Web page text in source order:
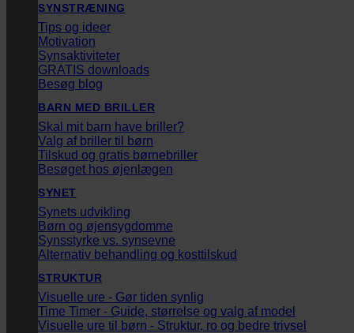
SYNSTRÆNING
Tips og ideer
Motivation
Synsaktiviteter
GRATIS downloads
Besøg blog
BARN MED BRILLER
Skal mit barn have briller?
Valg af briller til børn
Tilskud og gratis børnebriller
Besøget hos øjenlægen
SYNET
Synets udvikling
Børn og øjensygdomme
Synsstyrke vs. synsevne
Alternativ behandling og kosttilskud
STRUKTUR
Visuelle ure - Gør tiden synlig
Time Timer - Guide, størrelse og valg af model
Visuelle ure til børn - Struktur, ro og bedre trivsel